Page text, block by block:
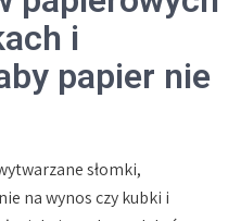
i
papier nie
słomki,
na wynos czy kubki i